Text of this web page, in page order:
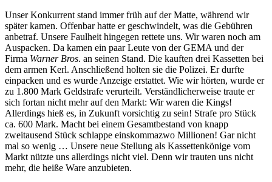
Unser Konkurrent stand immer früh auf der Matte, während wir
später kamen. Offenbar hatte er geschwindelt, was die Gebühren
anbetraf. Unsere Faulheit hingegen rettete uns. Wir waren noch am
Auspacken. Da kamen ein paar Leute von der GEMA und der
Firma Warner Bros. an seinen Stand. Die kauften drei Kassetten bei
dem armen Kerl. Anschließend holten sie die Polizei. Er durfte
einpacken und es wurde Anzeige erstattet. Wie wir hörten, wurde er
zu 1.800 Mark Geldstrafe verurteilt. Verständlicherweise traute er
sich fortan nicht mehr auf den Markt: Wir waren die Kings!
Allerdings hieß es, in Zukunft vorsichtig zu sein! Strafe pro Stück
ca. 600 Mark. Macht bei einem Gesamtbestand von knapp
zweitausend Stück schlappe einskommazwo Millionen! Gar nicht
mal so wenig … Unsere neue Stellung als Kassettenkönige vom
Markt nützte uns allerdings nicht viel. Denn wir trauten uns nicht
mehr, die heiße Ware anzubieten.